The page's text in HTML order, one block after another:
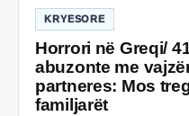
KRYESORE
Horrori në Greqi/
abuzonte me
partneres: Mos
familjarët